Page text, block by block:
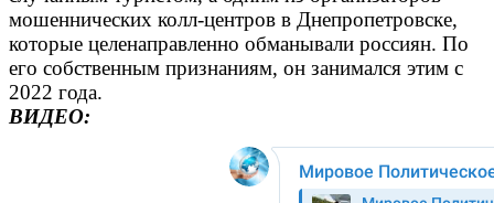
мошеннических колл-центров в Днепропетровске,
которые целенаправленно обманывали россиян. По
его собственным признаниям, он занимался этим с
2022 года.
ВИДЕО: